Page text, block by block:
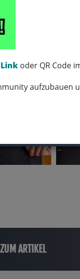
Link oder QR Code
aufzubauen
ARTIKEL